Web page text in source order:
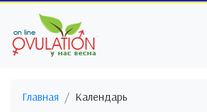
Главная Календарь